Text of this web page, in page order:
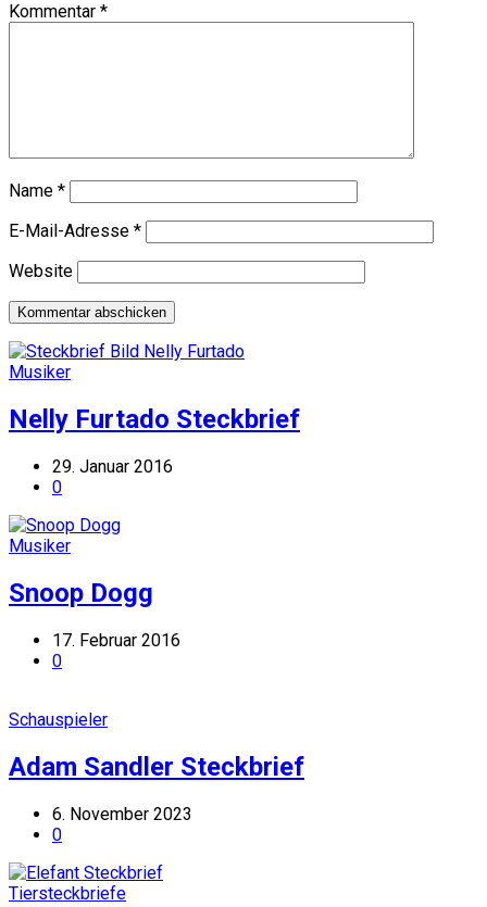
Kommentar *
Name *
E-Mail-Adresse *
Website
Musiker
Nelly Furtado Steckbrief
29. Januar 2016
0
Musiker
Snoop Dogg
17. Februar 2016
0
Schauspieler
Adam Sandler Steckbrief
6. November 2023
0
Tiersteckbriefe